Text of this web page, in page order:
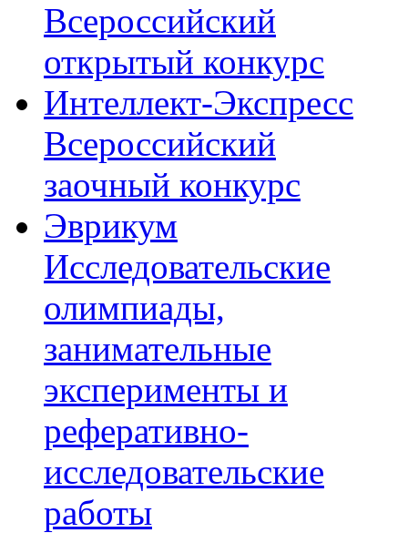
Всероссийский
открытый конкурс
Интеллект-Экспресс
Всероссийский
заочный конкурс
Эврикум
Исследовательские
олимпиады,
занимательные
эксперименты и
реферативно-
исследовательские
работы